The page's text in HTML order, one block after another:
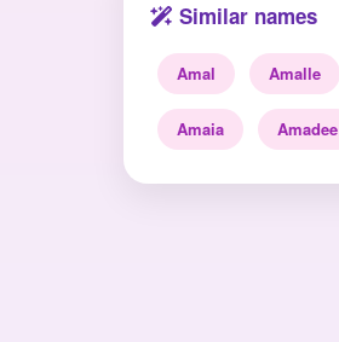
Similar names
Amal Amalle
Amaia Amadee